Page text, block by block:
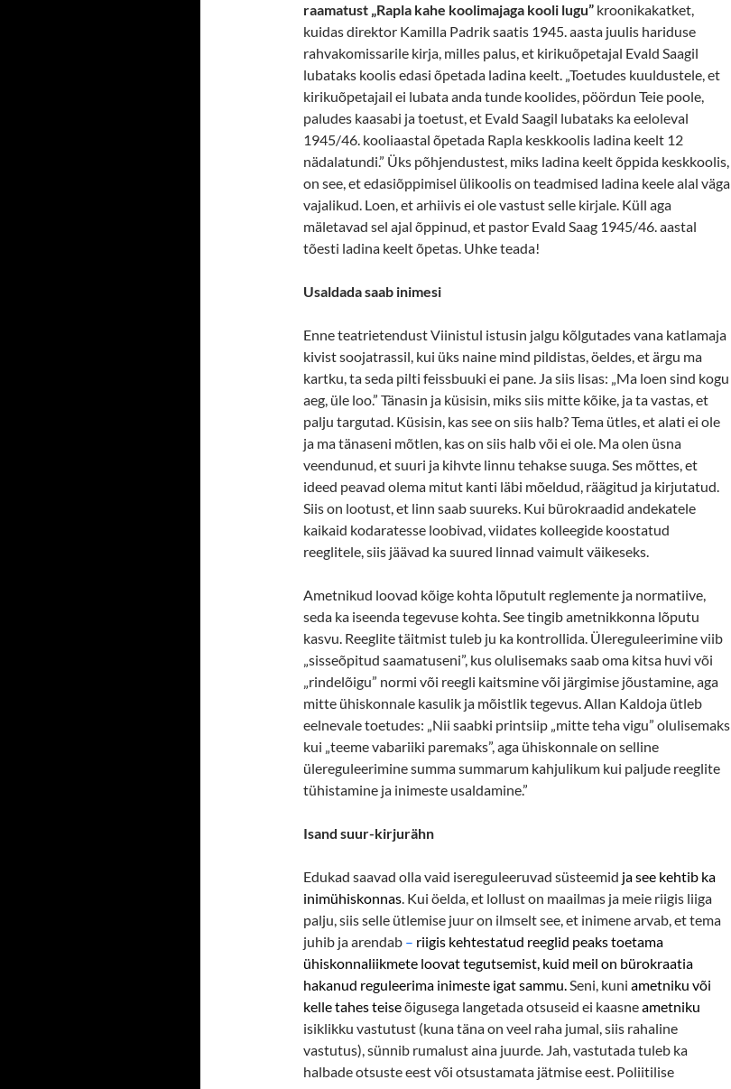
raamatust „Rapla kahe koolimajaga kooli lugu” kroonikakatket,
kuidas direktor Kamilla Padrik saatis 1945. aasta juulis hariduse
rahvakomissarile kirja, milles palus, et kirikuõpetajal Evald Saagil
lubataks koolis edasi õpetada ladina keelt. „Toetudes kuuldustele, et
kirikuõpetajail ei lubata anda tunde koolides, pöördun Teie poole,
paludes kaasabi ja toetust, et Evald Saagil lubataks ka eeloleval
1945/46. kooliaastal õpetada Rapla keskkoolis ladina keelt 12
nädalatundi.” Üks põhjendustest, miks ladina keelt õppida keskkoolis,
on see, et edasiõppimisel ülikoolis on teadmised ladina keele alal väga
vajalikud. Loen, et arhiivis ei ole vastust selle kirjale. Küll aga
mäletavad sel ajal õppinud, et pastor Evald Saag 1945/46. aastal
tõesti ladina keelt õpetas. Uhke teada!
Usaldada saab inimesi
Enne teatrietendust Viinistul istusin jalgu kõlgutades vana katlamaja
kivist soojatrassil, kui üks naine mind pildistas, öeldes, et ärgu ma
kartku, ta seda pilti feissbuuki ei pane. Ja siis lisas: „Ma loen sind kogu
aeg, üle loo.” Tänasin ja küsisin, miks siis mitte kõike, ja ta vastas, et
palju targutad. Küsisin, kas see on siis halb? Tema ütles, et alati ei ole
ja ma tänaseni mõtlen, kas on siis halb või ei ole. Ma olen üsna
veendunud, et suuri ja kihvte linnu tehakse suuga. Ses mõttes, et
ideed peavad olema mitut kanti läbi mõeldud, räägitud ja kirjutatud.
Siis on lootust, et linn saab suureks. Kui bürokraadid andekatele
kaikaid kodaratesse loobivad, viidates kolleegide koostatud
reeglitele, siis jäävad ka suured linnad vaimult väikeseks.
Ametnikud loovad kõige kohta lõputult reglemente ja normatiive,
seda ka iseenda tegevuse kohta. See tingib ametnikkonna lõputu
kasvu. Reeglite täitmist tuleb ju ka kontrollida. Ülereguleerimine viib
„sisseõpitud saamatuseni”, kus olulisemaks saab oma kitsa huvi või
„rindelõigu” normi või reegli kaitsmine või järgimise jõustamine, aga
mitte ühiskonnale kasulik ja mõistlik tegevus. Allan Kaldoja ütleb
eelnevale toetudes: „Nii saabki printsiip „mitte teha vigu” olulisemaks
kui „teeme vabariiki paremaks”, aga ühiskonnale on selline
ülereguleerimine summa summarum kahjulikum kui paljude reeglite
tühistamine ja inimeste usaldamine.”
Isand suur-kirjurähn
Edukad saavad olla vaid isereguleeruvad süsteemid ja see kehtib ka
inimühiskonnas. Kui öelda, et lollust on maailmas ja meie riigis liiga
palju, siis selle ütlemise juur on ilmselt see, et inimene arvab, et tema
juhib ja arendab – riigis kehtestatud reeglid peaks toetama
ühiskonnaliikmete loovat tegutsemist, kuid meil on bürokraatia
hakanud reguleerima inimeste igat sammu.Seni, kuni ametniku või
kelle tahes teiseõigusega langetada otsuseid ei kaasneametniku
isiklikku vastutust (kuna täna on veel raha jumal, siis rahaline
vastutus), sünnib rumalust aina juurde. Jah, vastutada tuleb ka
halbade otsuste eest või otsustamata jätmise eest. Poliitilise